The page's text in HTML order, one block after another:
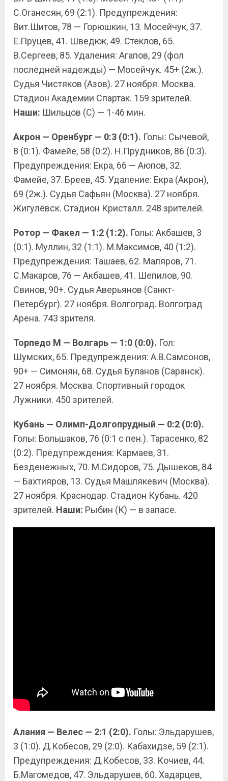
С.Оганесян, 69 (2:1). Предупреждения:
Вит.Шитов, 78 — Горюшкин, 13. Мосейчук, 37.
Е.Пруцев, 41. Шведюк, 49. Стеклов, 65.
В.Сергеев, 85. Удаления: Агапов, 29 (фол
последней надежды) — Мосейчук. 45+ (2ж.).
Судья Чистяков (Азов). 27 ноября. Москва.
Стадион Академии Спартак. 159 зрителей.
Наши: Шильцов (С) — 1-46 мин.
Акрон — Оренбург — 0:3 (0:1). Голы: Сычевой,
8 (0:1). Фамейе, 58 (0:2). Н.Прудников, 86 (0:3).
Предупреждения: Екра, 66 — Аюпов, 32.
Фамейе, 37. Бреев, 45. Удаление: Екра (Акрон),
69 (2ж.). Судья Сафьян (Москва). 27 ноября.
Жигулёвск. Стадион Кристалл. 248 зрителей.
Ротор — Факел — 1:2 (1:2). Голы: Акбашев, 3
(0:1). Муллин, 32 (1:1). М.Максимов, 40 (1:2).
Предупреждения: Ташаев, 62. Маляров, 71.
С.Макаров, 76 — Акбашев, 41. Шепилов, 90.
Свинов, 90+. Судья Аверьянов (Санкт-
Петербург). 27 ноября. Волгоград. Волгоград
Арена. 743 зрителя.
Торпедо М — Волгарь — 1:0 (0:0). Гол:
Шумских, 65. Предупреждения: А.В.Самсонов,
90+ — Симонян, 68. Судья Буланов (Саранск).
27 ноября. Москва. Спортивный городок
Лужники. 450 зрителей.
Кубань — Олимп-Долгопрудный — 0:2 (0:0).
Голы: Большаков, 76 (0:1 с пен.). Тарасенко, 82
(0:2). Предупреждения: Кармаев, 31.
Безденежных, 70. М.Сидоров, 75. Дышеков, 84
— Бахтияров, 13. Судья Машлякевич (Москва).
27 ноября. Краснодар. Стадион Кубань. 420
зрителей. Наши: Рыбин (К) — в запасе.
Алания — Велес — 2:1 (2:0). Голы: Эльдарушев,
3 (1:0). Д.Кобесов, 29 (2:0). Кабахидзе, 59 (2:1).
Предупреждения: Д.Кобесов, 33. Кочиев, 44.
Б.Магомедов, 47. Эльдарушев, 60. Хадарцев,